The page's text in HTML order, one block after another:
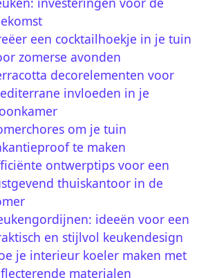
een cocktailhoekje in je tuin
zomerse avonden
decorelementen voor
invloeden in je
om je tuin
te maken
ontwerptips voor een
thuiskantoor in de
ideeën voor een
en stijlvol keukendesign
je interieur koeler maken met
materialen